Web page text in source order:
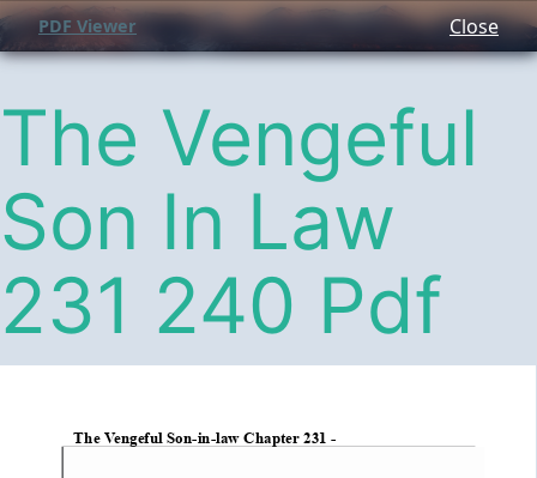
PDF Viewer Close
The Vengeful
Son In Law
231 240 Pdf